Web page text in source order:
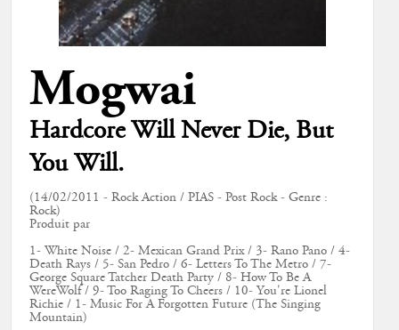
Mogwai
Hardcore Will Never Die, But
You Will.
(14/02/2011 - Rock Action / PIAS - Post Rock - Genre :
Rock)
Produit par
1- White Noise / 2- Mexican Grand Prix / 3- Rano Pano / 4-
Death Rays / 5- San Pedro / 6- Letters To The Metro / 7-
George Square Tatcher Death Party / 8- How To Be A
WereWolf / 9- Too Raging To Cheers / 10- You're Lionel
Richie / 1- Music For A Forgotten Future (The Singing
Mountain)